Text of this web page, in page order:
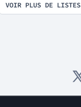
VOIR PLUS DE LISTES